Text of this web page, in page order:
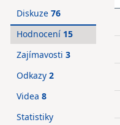
Diskuze 76
Hodnocení 15
Zajímavosti 3
Odkazy 2
Videa 8
Statistiky